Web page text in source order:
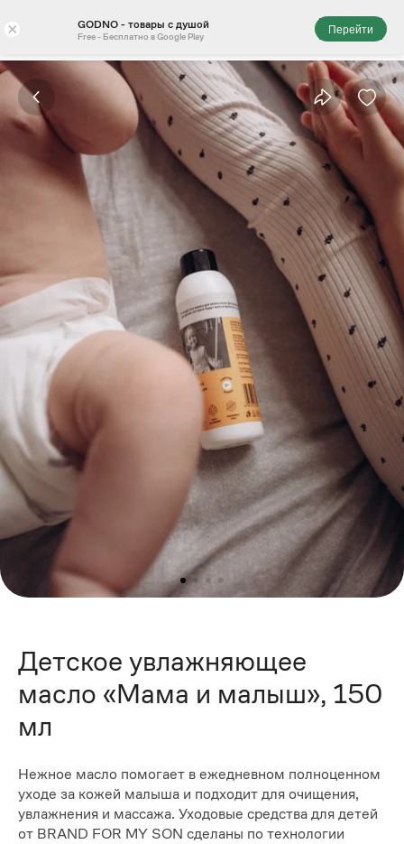
× GODNO - товары с душой
Free - Бесплатно в Google Play
Перейти
Детское увлажняющее
масло «Мама и малыш», 150
мл
Нежное масло помогает в ежедневном полноценном
уходе за кожей малыша и подходит для очищения,
увлажнения и массажа. Уходовые средства для детей
от BRAND FOR MY SON сделаны по технологии